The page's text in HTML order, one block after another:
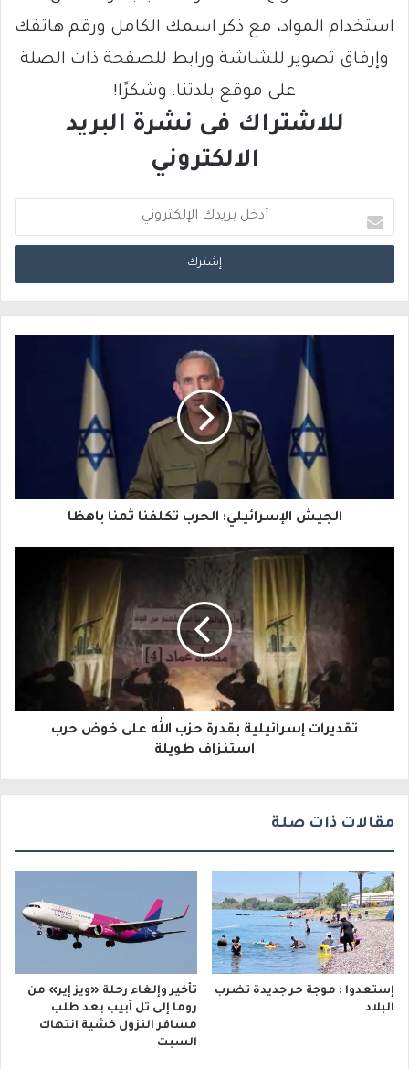
استخدام المواد، مع ذكر اسمك الكامل ورقم هاتفك
وإرفاق تصوير للشاشة ورابط للصفحة ذات الصلة
على موقع بلدتنا. وشكرًا!
للاشتراك فى نشرة البريد
الالكتروني
د
خ
ا
الجيش الإسرائيلي: الحرب تكلفنا ثمنا باهظا
تقديرات إسرائيلية بقدرة حزب الله على خوض حرب
استنزاف طويلة
مقالات ذات صلة
إستعدوا : موجة حر جديدة تضرب
البلاد
تأخير وإلغاء رحلة «ويز إير» من
روما إلى تل أبيب بعد طلب
مسافر النزول خشية انتهاك
السبت